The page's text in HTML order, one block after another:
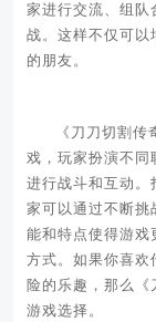
家进行交流、组队
战。这样不仅可以
的朋友。
《刀刀切割
戏，玩家扮演不同
进行战斗和互动。
家可以通过不断挑
能和特点使得游戏
方式。如果你喜欢
险的乐趣，那么《
游戏选择。